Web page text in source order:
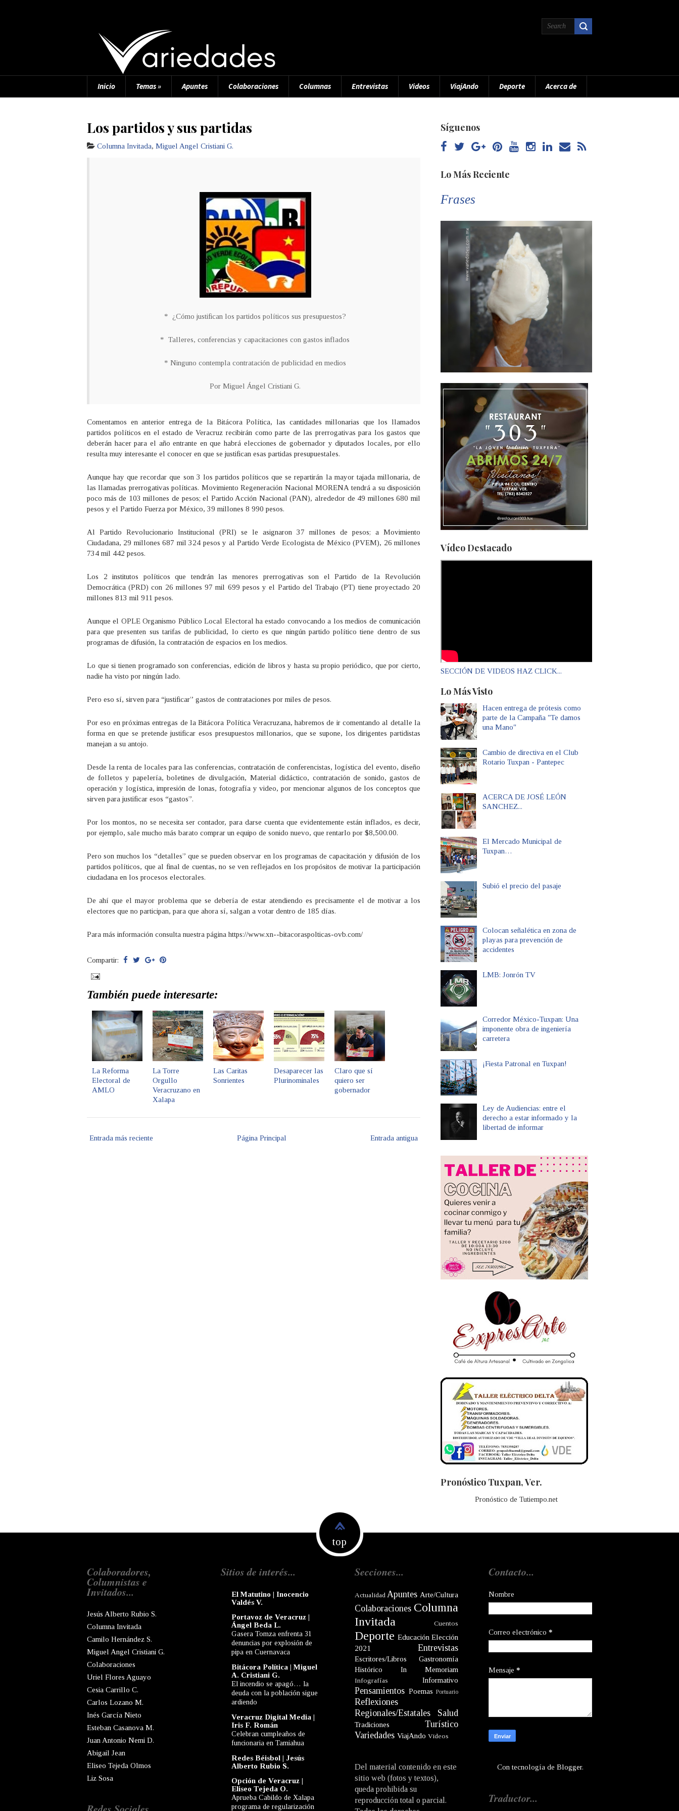
Inicio Temas» Apuntes Colaboraciones Columnas Entrevistas Videos ViajAndo Deporte Acerca de
Los partidos y sus partidas
Columna Invitada, Miguel Angel Cristiani G.
* ¿Cómo justifican los partidos políticos sus presupuestos?
* Talleres, conferencias y capacitaciones con gastos inflados
* Ninguno contempla contratación de publicidad en medios
Por Miguel Ángel Cristiani G.
Comentamos en anterior entrega de la Bitácora Política, las cantidades millonarias que los llamados
partidos políticos en el estado de Veracruz recibirán como parte de las prerrogativas para los gastos que
deberán hacer para el año entrante en que habrá elecciones de gobernador y diputados locales, por ello
resulta muy interesante el conocer en que se justifican esas partidas presupuestales.
Aunque hay que recordar que son 3 los partidos políticos que se repartirán la mayor tajada millonaria, de
las llamadas prerrogativas políticas. Movimiento Regeneración Nacional MORENA tendrá a su disposición
poco más de 103 millones de pesos; el Partido Acción Nacional (PAN), alrededor de 49 millones 680 mil
pesos y el Partido Fuerza por México, 39 millones 8 990 pesos.
Al Partido Revolucionario Institucional (PRI) se le asignaron 37 millones de pesos; a Movimiento
Ciudadana, 29 millones 687 mil 324 pesos y al Partido Verde Ecologista de México (PVEM), 26 millones
734 mil 442 pesos.
Los 2 institutos políticos que tendrán las menores prerrogativas son el Partido de la Revolución
Democrática (PRD) con 26 millones 97 mil 699 pesos y el Partido del Trabajo (PT) tiene proyectado 20
millones 813 mil 911 pesos.
Aunque el OPLE Organismo Público Local Electoral ha estado convocando a los medios de comunicación
para que presenten sus tarifas de publicidad, lo cierto es que ningún partido político tiene dentro de sus
programas de difusión, la contratación de espacios en los medios.
Lo que si tienen programado son conferencias, edición de libros y hasta su propio periódico, que por cierto,
nadie ha visto por ningún lado.
Pero eso sí, sirven para “justificar” gastos de contrataciones por miles de pesos.
Por eso en próximas entregas de la Bitácora Política Veracruzana, habremos de ir comentando al detalle la
forma en que se pretende justificar esos presupuestos millonarios, que se supone, los dirigentes partidistas
manejan a su antojo.
Desde la renta de locales para las conferencias, contratación de conferencistas, logística del evento, diseño
de folletos y papelería, boletines de divulgación, Material didáctico, contratación de sonido, gastos de
operación y logística, impresión de lonas, fotografía y video, por mencionar algunos de los conceptos que
sirven para justificar esos “gastos”.
Por los montos, no se necesita ser contador, para darse cuenta que evidentemente están inflados, es decir,
por ejemplo, sale mucho más barato comprar un equipo de sonido nuevo, que rentarlo por $8,500.00.
Pero son muchos los “detalles” que se pueden observar en los programas de capacitación y difusión de los
partidos políticos, que al final de cuentas, no se ven reflejados en los propósitos de motivar la participación
ciudadana en los procesos electorales.
De ahí que el mayor problema que se debería de estar atendiendo es precisamente el de motivar a los
electores que no participan, para que ahora sí, salgan a votar dentro de 185 días.
Para más información consulta nuestra página https://www.xn--bitacoraspolticas-ovb.com/
Compartir:
También puede interesarte:
La Reforma
Electoral de
AMLO
La Torre
Orgullo
Veracruzano en
Xalapa
Las Caritas
Sonrientes
Desaparecer las
Plurinominales
Claro que sí
quiero ser
gobernador
Entrada más reciente Entrada antigua
Página Principal
Síguenos
Lo Más Reciente
Frases
Vídeo Destacado
SECCIÓN DE VIDEOS HAZ CLICK...
Lo Más Visto
Hacen entrega de prótesis como
parte de la Campaña "Te damos
una Mano"
Cambio de directiva en el Club
Rotario Tuxpan - Pantepec
ACERCA DE JOSÉ LEÓN
SANCHEZ...
El Mercado Municipal de
Tuxpan…
Subió el precio del pasaje
Colocan señalética en zona de
playas para prevención de
accidentes
LMB: Jonrón TV
Corredor México-Tuxpan: Una
imponente obra de ingeniería
carretera
¡Fiesta Patronal en Tuxpan!
Ley de Audiencias: entre el
derecho a estar informado y la
libertad de informar
Pronóstico Tuxpan, Ver.
Pronóstico de Tutiempo.net
top
Colaboradores,
Columnistas e
Invitados...
Jesús Alberto Rubio S.
Columna Invitada
Camilo Hernández S.
Miguel Angel Cristiani G.
Colaboraciones
Uriel Flores Aguayo
Cesia Carrillo C.
Carlos Lozano M.
Inés García Nieto
Esteban Casanova M.
Juan Antonio Nemi D.
Abigail Jean
Eliseo Tejeda Olmos
Liz Sosa
Sitios de interés...
El Matutino | Inocencio
Valdés V.
Portavoz de Veracruz |
Ángel Beda L.
Gasera Tomza enfrenta 31
denuncias por explosión de
pipa en Cuernavaca
Bitácora Política | Miguel
A. Cristiani G.
El incendio se apagó… la
deuda con la población sigue
ardiendo
Veracruz Digital Media |
Iris F. Román
Celebran cumpleaños de
funcionaria en Tamiahua
Redes Béisbol | Jesús
Alberto Rubio S.
Opción de Veracruz |
Eliseo Tejeda O.
Aprueba Cabildo de Xalapa
programa de regularización
Secciones...
Actualidad Apuntes Arte/Cultura
Colaboraciones Columna
Invitada
Cuentos
Deporte Educación Elección
2021
Entrevistas
Escritores/Libros
Gastronomía
Histórico
In Memoriam
Infografías Informativo
Pensamientos Poemas Portuario
Reflexiones
Regionales/Estatales
Salud
Tradiciones
Turístico
Variedades ViajAndo Videos
Del material contenido en este
sitio web (fotos y textos),
queda prohibida su
reproducción total o parcial.
Contacto...
Nombre
Correo electrónico *
Mensaje *
Con tecnología de Blogger.
Traductor...